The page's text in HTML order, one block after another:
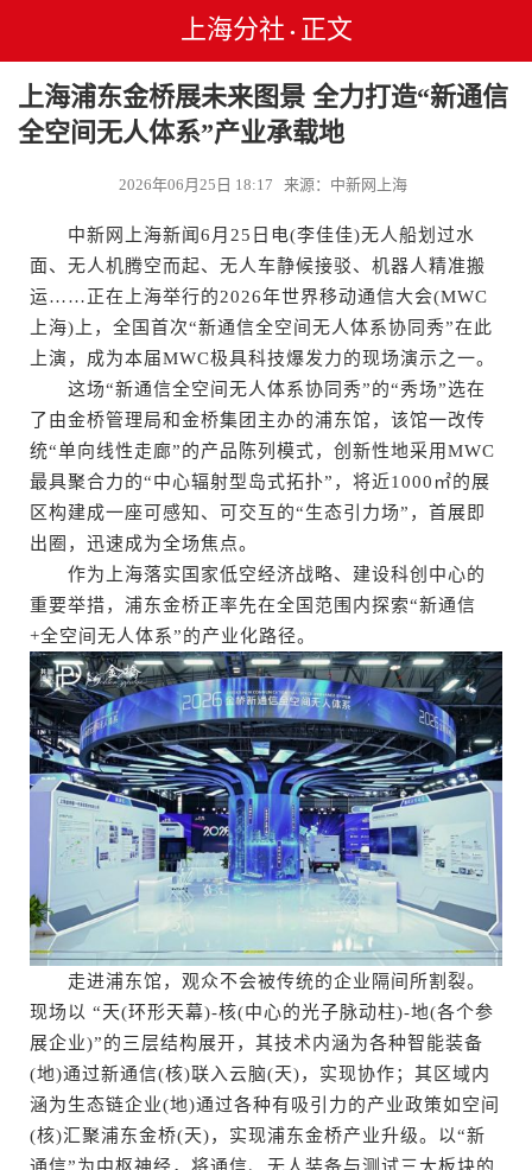
上海分社 • 正文
上海浦东金桥展未来图景 全力打造“新通信
全空间无人体系”产业承载地
2026年06月25日 18:17 来源：中新网上海
中新网上海新闻6月25日电(李佳佳)无人船划过水
面、无人机腾空而起、无人车静候接驳、机器人精准搬
运……正在上海举行的2026年世界移动通信大会(MWC
上海)上，全国首次“新通信全空间无人体系协同秀”在此
上演，成为本届MWC极具科技爆发力的现场演示之一。
这场“新通信全空间无人体系协同秀”的“秀场”选在
了由金桥管理局和金桥集团主办的浦东馆，该馆一改传
统“单向线性走廊”的产品陈列模式，创新性地采用MWC
最具聚合力的“中心辐射型岛式拓扑”，将近1000㎡的展
区构建成一座可感知、可交互的“生态引力场”，首展即
出圈，迅速成为全场焦点。
作为上海落实国家低空经济战略、建设科创中心的
重要举措，浦东金桥正率先在全国范围内探索“新通信
+全空间无人体系”的产业化路径。
走进浦东馆，观众不会被传统的企业隔间所割裂。
现场以 “天(环形天幕)-核(中心的光子脉动柱)-地(各个参
展企业)”的三层结构展开，其技术内涵为各种智能装备
(地)通过新通信(核)联入云脑(天)，实现协作；其区域内
涵为生态链企业(地)通过各种有吸引力的产业政策如空间
(核)汇聚浦东金桥(天)，实现浦东金桥产业升级。以“新